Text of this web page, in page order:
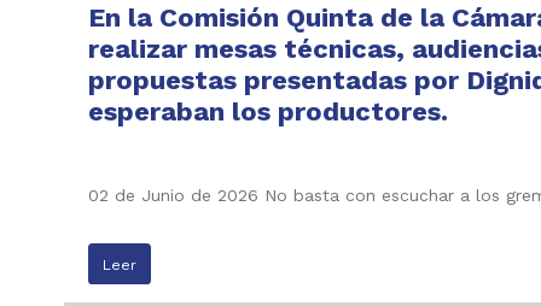
En la Comisión Quinta de la
realizar mesas técnicas,
propuestas presentadas por
esperaban los productores.
02 de Junio de 2026 No basta con escuchar a los
Leer